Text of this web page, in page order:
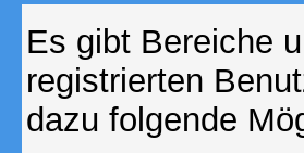
Es gibt Bereiche
registrierten
dazu folgende